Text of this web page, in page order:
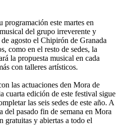
este martes en
del grupo irreverente y
agosto el Chipirón de Granada
como en el resto de sedes, la
la propuesta musical en cada
con talleres artísticos.
las actuaciones den Mora de
cuarta edición de este festival sigue
las seis sedes de este año. A
del pasado fin de semana en Mora
gratuitas y abiertas a todo el